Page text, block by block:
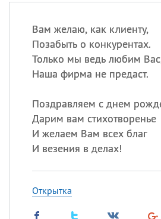
Вам желаю, как клиенту,
Позабыть о конкурентах.
Только мы ведь любим
Наша фирма не предаст.
Поздравляем с днем
Дарим вам стихотворенье
И желаем Вам всех благ
И везения в делах!
Открытка